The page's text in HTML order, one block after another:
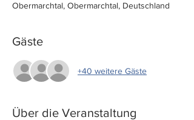
Obermarchtal, Obermarchtal, Deutschland
Gäste
+40 weitere Gäste
Über die Veranstaltung